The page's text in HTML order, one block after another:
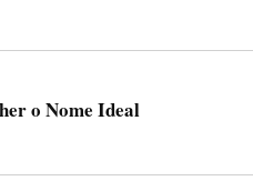
o Nome Ideal